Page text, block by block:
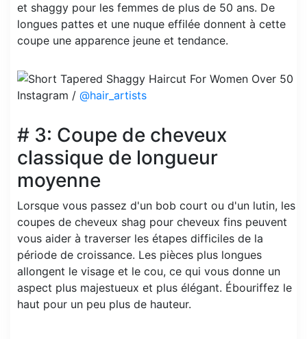
et shaggy pour les femmes de plus de 50 ans. De
longues pattes et une nuque effilée donnent à cette
coupe une apparence jeune et tendance.
Instagram / @hair_artists
# 3: Coupe de cheveux
classique de longueur
moyenne
Lorsque vous passez d'un bob court ou d'un lutin, les
coupes de cheveux shag pour cheveux fins peuvent
vous aider à traverser les étapes difficiles de la
période de croissance. Les pièces plus longues
allongent le visage et le cou, ce qui vous donne un
aspect plus majestueux et plus élégant. Ébouriffez le
haut pour un peu plus de hauteur.